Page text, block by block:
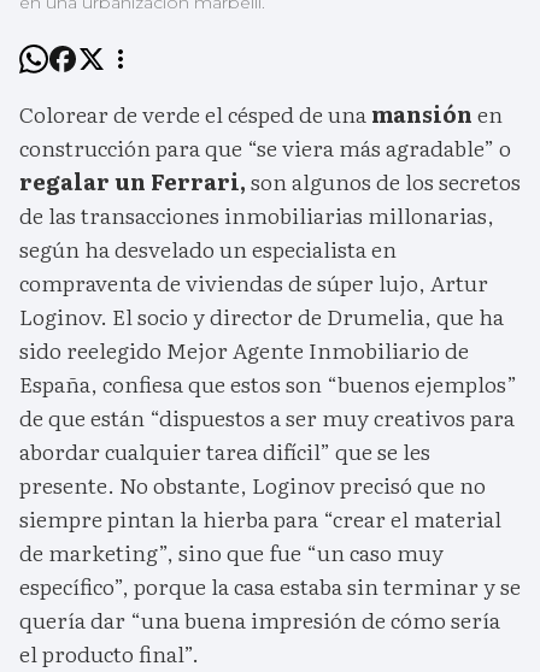
Colorear de verde el césped de unamansiónen
construcción para que “se viera más agradable” o
regalar un Ferrari,son algunos de los secretos
de las transacciones inmobiliarias millonarias,
según ha desvelado un especialista en
compraventa de viviendas de súper lujo, Artur
Loginov. El socio y director de Drumelia, que ha
sido reelegido Mejor Agente Inmobiliario de
España, confiesa que estos son “buenos ejemplos”
de que están “dispuestos a ser muy creativos para
abordar cualquier tarea difícil” que se les
presente. No obstante, Loginov precisó que no
siempre pintan la hierba para “crear el material
de marketing”, sino que fue “un caso muy
específico”, porque la casa estaba sin terminar y se
quería dar “una buena impresión de cómo sería
el producto final”.